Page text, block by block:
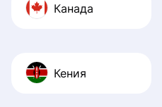
Канада
Кения